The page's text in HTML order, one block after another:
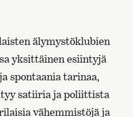
älymystöklubien
yksittäinen esiintyjä
spontaania tarinaa,
satiiria ja poliittista
vähemmistöjä ja